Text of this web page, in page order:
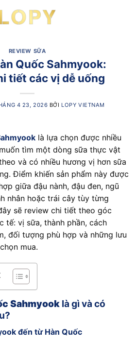
REVIEW SỮA
Quốc Sahmyook:
tiết các vị dễ uống
4 23, 2026 BỞI LOPY VIETNAM
là lựa chọn được nhiều
tìm một dòng sữa thực vật
và có nhiều hương vị hơn sữa
Điểm khiến sản phẩm này được
giữa đậu nành, đậu đen, ngũ
nhân hoặc trái cây tùy từng
sẽ review chi tiết theo góc
tế: vị sữa, thành phần, cách
đối tượng phù hợp và những lưu
mua.
Sahmyook là gì và có
đến từ Hàn Quốc